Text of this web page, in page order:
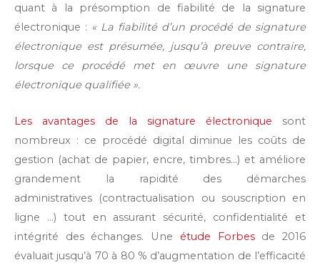
quant à la présomption de fiabilité de la signature
électronique : « La fiabilité d’un procédé de signature
électronique est présumée, jusqu’à preuve contraire,
lorsque ce procédé met en œuvre une signature
électronique qualifiée ».
Les avantages de la signature électronique sont
nombreux : ce procédé digital diminue les coûts de
gestion (achat de papier, encre, timbres…) et améliore
grandement la rapidité des démarches
administratives (contractualisation ou souscription en
ligne …) tout en assurant sécurité, confidentialité et
intégrité des échanges. Une étude Forbesde 2016
évaluait jusqu’à 70 à 80 % d’augmentation de l’efficacité